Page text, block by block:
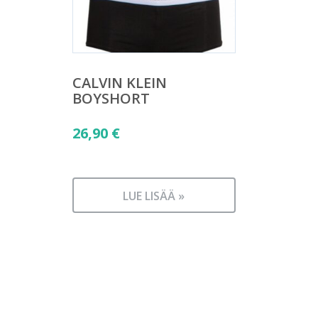
CALVIN KLEIN
BOYSHORT
26,90 €
LUE LISÄÄ »